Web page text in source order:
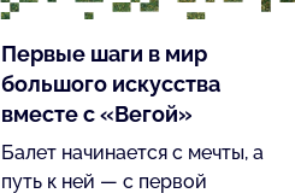
Первые шаги в мир
большого искусства
вместе с «Вегой»
Балет начинается с мечты, а
путь к ней — с первой